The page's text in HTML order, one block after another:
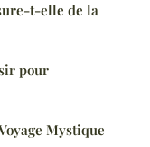
t-elle de la
pour
Mystique